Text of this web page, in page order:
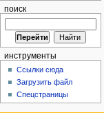
поиск
инструменты
Ссылки сюда
Загрузить файл
Спецстраницы